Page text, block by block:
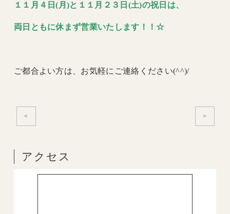
１１月４日(月)と１１月２３日(土)の祝日は、
両日ともに休まず営業いたします！！☆
ご都合よい方は、お気軽にご連絡ください(^^)/
< >
アクセス